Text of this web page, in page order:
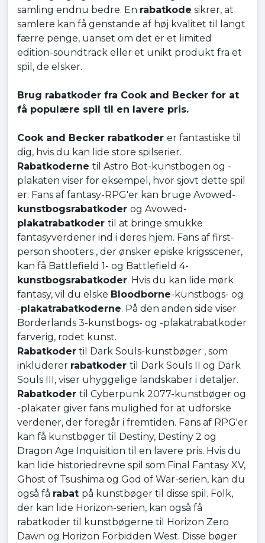
samling endnu bedre. En rabatkode sikrer, at
samlere kan få genstande af høj kvalitet til langt
færre penge, uanset om det er et limited
edition-soundtrack eller et unikt produkt fra et
spil, de elsker.
Brug rabatkoder fra Cook and Becker for at
få populære spil til en lavere pris.
Cook and Becker rabatkoder er fantastiske til
dig, hvis du kan lide store spilserier.
Rabatkoderne til Astro Bot-kunstbogen og -
plakaten viser for eksempel, hvor sjovt dette spil
er. Fans af fantasy-RPG'er kan bruge Avowed-
kunstbogsrabatkoder og Avowed-
plakatrabatkoder til at bringe smukke
fantasyverdener ind i deres hjem. Fans af first-
person shooters , der ønsker episke krigsscener,
kan få Battlefield 1- og Battlefield 4-
kunstbogsrabatkoder. Hvis du kan lide mørk
fantasy, vil du elske Bloodborne-kunstbogs- og
-plakatrabatkoderne. På den anden side viser
Borderlands 3-kunstbogs- og -plakatrabatkoder
farverig, rodet kunst.
Rabatkoder til Dark Souls-kunstbøger , som
inkluderer rabatkoder til Dark Souls II og Dark
Souls III, viser uhyggelige landskaber i detaljer.
Rabatkoder til Cyberpunk 2077-kunstbøger og
-plakater giver fans mulighed for at udforske
verdener, der foregår i fremtiden. Fans af RPG'er
kan få kunstbøger til Destiny, Destiny 2 og
Dragon Age Inquisition til en lavere pris. Hvis du
kan lide historiedrevne spil som Final Fantasy XV,
Ghost of Tsushima og God of War-serien, kan du
også få rabat på kunstbøger til disse spil. Folk,
der kan lide Horizon-serien, kan også få
rabatkoder til kunstbøgerne til Horizon Zero
Dawn og Horizon Forbidden West. Disse bøger